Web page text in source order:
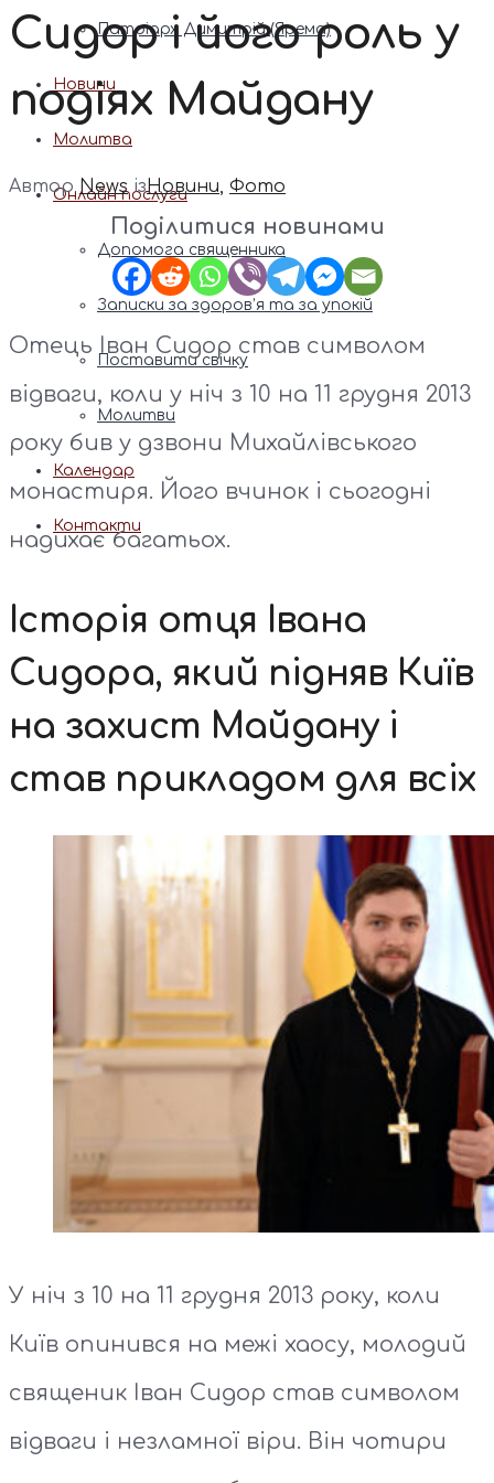
Патріарх Димитрій (Ярема)
Новини
Молитва
Онлайн послуги
Допомога священника
Записки за здоров’я та за упокій
Поставити свічку
Молитви
Календар
Контакти
Сидор і його роль у
подіях Майдану
Автор News ізНовини, Фото
Поділитися новинами
Отець Іван Сидор став символом
відваги, коли у ніч з 10 на 11 грудня 2013
року бив у дзвони Михайлівського
монастиря. Його вчинок і сьогодні
надихає багатьох.
Історія отця Івана
Сидора, який підняв Київ
на захист Майдану і
став прикладом для всіх
У ніч з 10 на 11 грудня 2013 року, коли
Київ опинився на межі хаосу, молодий
священик Іван Сидор став символом
відваги і незламної віри. Він чотири